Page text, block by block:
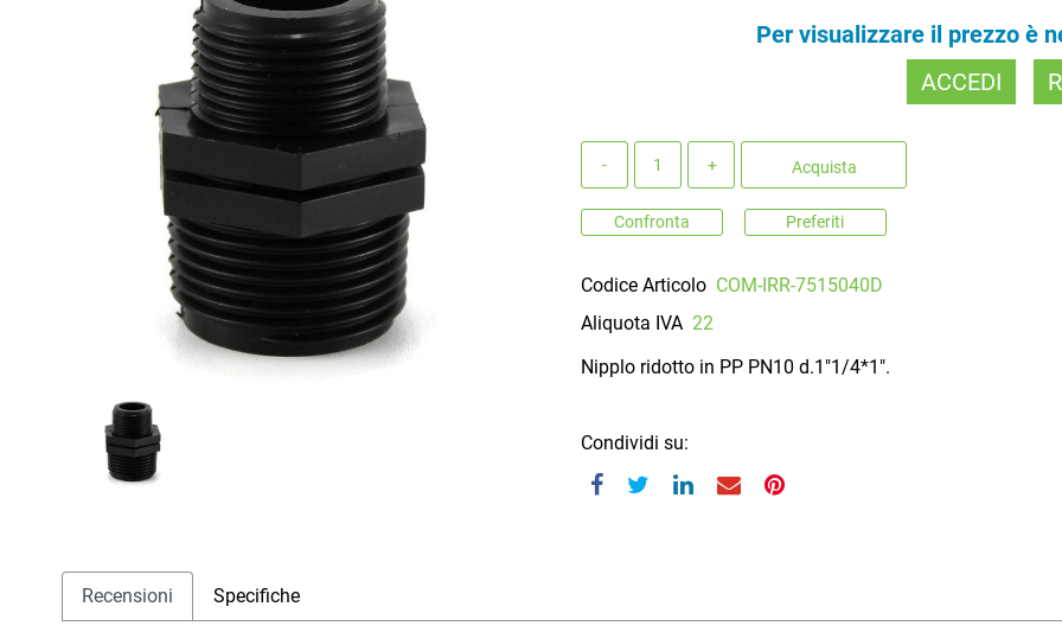
Per visualizzare il prezzo è
ACCEDI
Acquista
Confronta Preferiti
Codice Articolo COM-IRR-7515040D
Aliquota IVA 22
Nipplo ridotto in PP PN10 d.1"1/4*1".
Condividi su:
Recensioni Specifiche